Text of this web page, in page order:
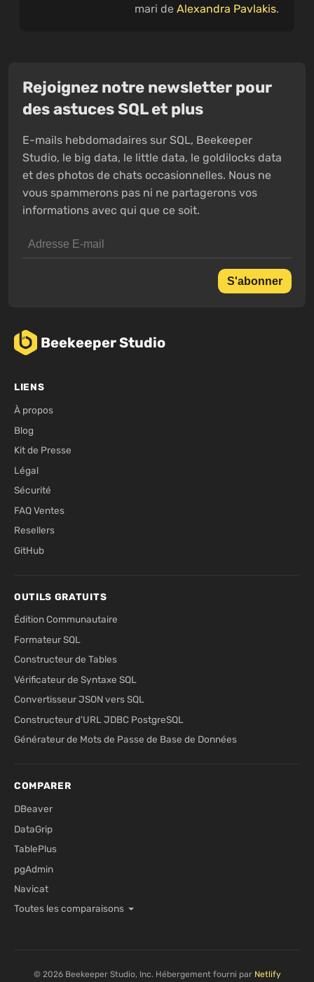
mari de Alexandra Pavlakis.
Rejoignez notre newsletter pour
des astuces SQL et plus
E-mails hebdomadaires sur SQL, Beekeeper
Studio, le big data, le little data, le goldilocks data
et des photos de chats occasionnelles. Nous ne
vous spammerons pas ni ne partagerons vos
informations avec qui que ce soit.
S'abonner
Beekeeper Studio
LIENS
À propos
Blog
Kit de Presse
Légal
Sécurité
FAQ Ventes
Resellers
GitHub
OUTILS GRATUITS
Édition Communautaire
Formateur SQL
Constructeur de Tables
Vérificateur de Syntaxe SQL
Convertisseur JSON vers SQL
Constructeur d'URL JDBC PostgreSQL
Générateur de Mots de Passe de Base de Données
COMPARER
DBeaver
DataGrip
TablePlus
pgAdmin
Navicat
Toutes les comparaisons
© 2026 Beekeeper Studio, Inc. Hébergement fourni par Netlify